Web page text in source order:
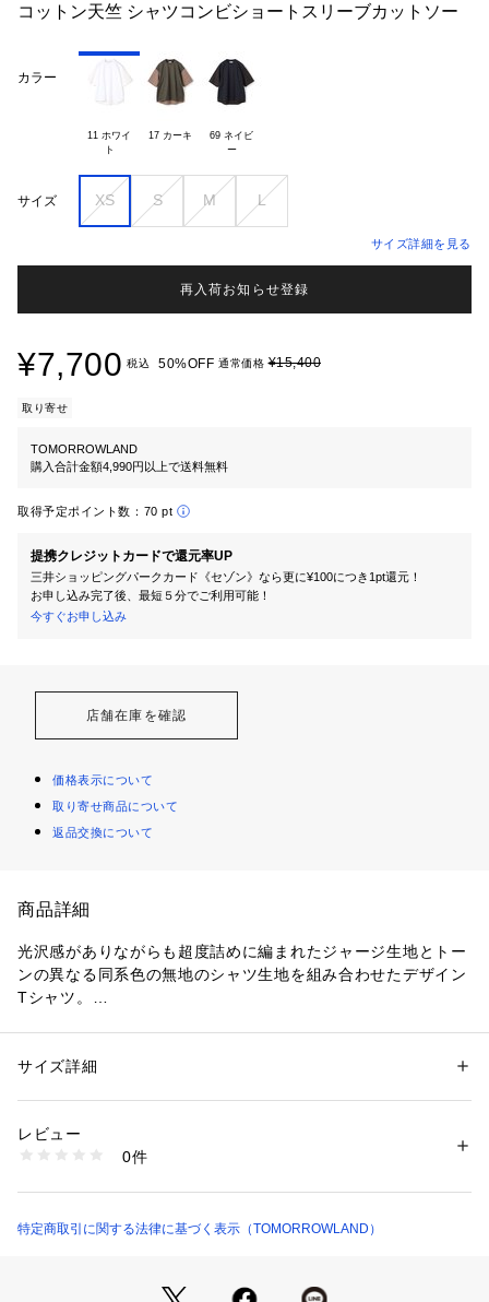
コットン天竺 シャツコンビショートスリーブカットソー
カラー
11 ホワイ
17 カーキ
69 ネイビ
ー
サイズ XS S M L
サイズ詳細を見る
再入荷お知らせ登録
¥7,700 税込 50%OFF 通常価格¥15,400
取り寄せ
TOMORROWLAND
購入合計金額4,990円以上で送料無料
取得予定ポイント数： 70 pt
提携クレジットカードで還元率UP
三井ショッピングパークカード《セゾン》なら更に¥100につき1pt還元！
お申し込み完了後、最短５分でご利用可能！
今すぐお申し込み
店舗在庫を確認
価格表示について
取り寄せ商品について
返品交換について
商品詳細
光沢感がありながらも超度詰めに編まれたジャージ生地とトー
ンの異なる同系色の無地のシャツ生地を組み合わせたデザイン
Tシャツ。
Tシャツ生地とシャツ生地を前身と後身で組み合わせたアイテ
情と、素材とデザインの掛け合わせが楽しめます。
各パーツにトーンの異なる色を組み合わせることで、こなれ感
■デザイン
どんな肩巾にも合うように設計された袖のパターンで仕上げて
性別：メンズ
素材：コットン100％　布帛：コットン96％　ポリウレタン4％
洗濯：手洗い、漂白不可、タンブル乾燥不可、自然乾燥、アイロン仕上げ
可、ドライ可、ウエットクリーニング可
商品番号：1095000006234 （モール）
サイズ詳細
レビュー
0件
特定商取引に関する法律に基づく表示（TOMORROWLAND）